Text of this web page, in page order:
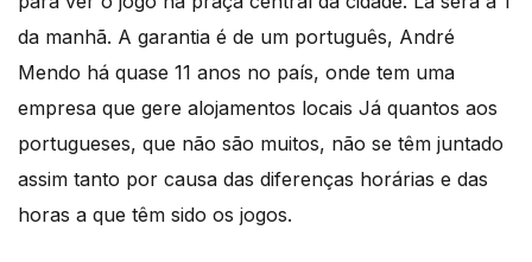
da manhã. A garantia é de um português, André
Mendo há quase 11 anos no país, onde tem uma
empresa que gere alojamentos locais Já quantos aos
portugueses, que não são muitos, não se têm juntado
assim tanto por causa das diferenças horárias e das
horas a que têm sido os jogos.